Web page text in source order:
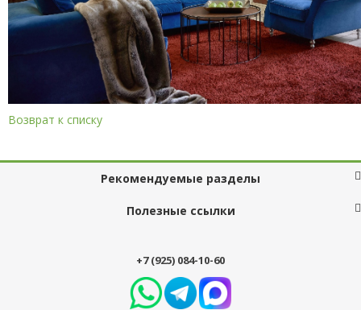
Возврат к списку
Рекомендуемые разделы
Полезные ссылки
+7 (925) 084-10-60